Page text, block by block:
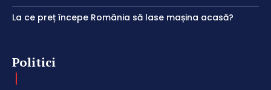
La ce preț începe România să lase mașina acasă?
Politici